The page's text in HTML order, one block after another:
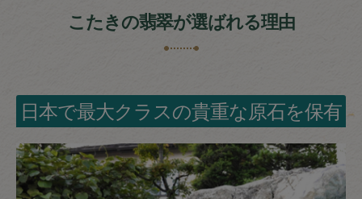
こたきの翡翠が選ばれる理由
日本で最大クラスの貴重な原石を保有